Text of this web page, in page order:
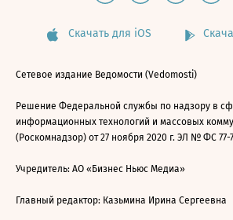
Скачать для iOS
Сетевое издание Ведомости (Vedomosti)
Решение Федеральной службы по надзору в
информационных технологий и массовых
(Роскомнадзор) от 27 ноября 2020 г. ЭЛ № ФС 77-
Учредитель: АО «Бизнес Ньюс Медиа»
Главный редактор: Казьмина Ирина Сергеевна